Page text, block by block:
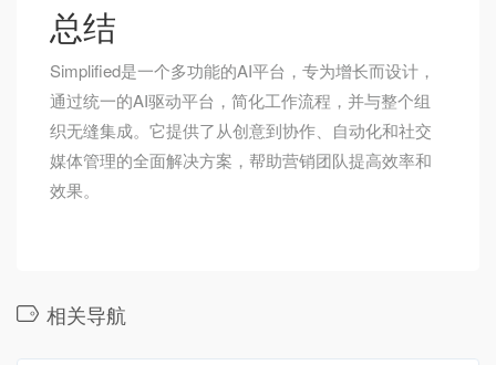
总结
Simplified是一个多功能的AI平台，专为增长而设计，
通过统一的AI驱动平台，简化工作流程，并与整个组
织无缝集成。它提供了从创意到协作、自动化和社交
媒体管理的全面解决方案，帮助营销团队提高效率和
效果。
相关导航